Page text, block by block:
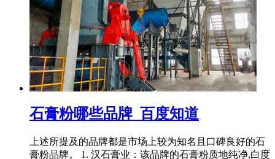
石膏粉哪些品牌_百度知道
上述所提及的品牌都是市场上较为知名且口碑良好的石
膏粉品牌。 1. 汉石膏业：该品牌的石膏粉质地纯净,白度